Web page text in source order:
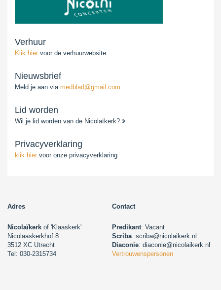
Verhuur
Klik hier voor de verhuurwebsite
Nieuwsbrief
Meld je aan via medblad@gmail.com
Lid worden
Wil je lid worden van de Nicolaïkerk?
Privacyverklaring
klik hier voor onze privacyverklaring
Adres Contact
Nicolaïkerk of 'Klaaskerk'
Nicolaaskerkhof 8
3512 XC Utrecht
Tel: 030-2315734
Predikant: Vacant
Scriba: scriba@nicolaikerk.nl
Diaconie: diaconie@nicolaikerk.nl
Vertrouwenspersonen